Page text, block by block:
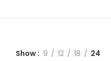
Show 9 12 18 24